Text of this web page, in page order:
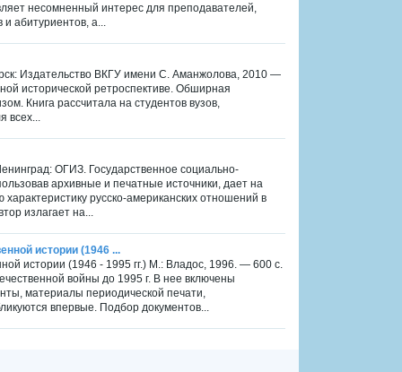
несомненный интерес для преподавателей,
абитуриентов, а...
Издательство ВКГУ имени С. Аманжолова, 2010 —
исторической ретроспективе. Обширная
Книга рассчитала на студентов вузов,
ОГИЗ. Государственное социально-
архивные и печатные источники, дает на
русско-американских отношений в
излагает на...
истории (1946 ...
истории (1946 - 1995 гг.) М.: Владос, 1996. — 600 с.
войны до 1995 г. В нее включены
материалы периодической печати,
впервые. Подбор документов...